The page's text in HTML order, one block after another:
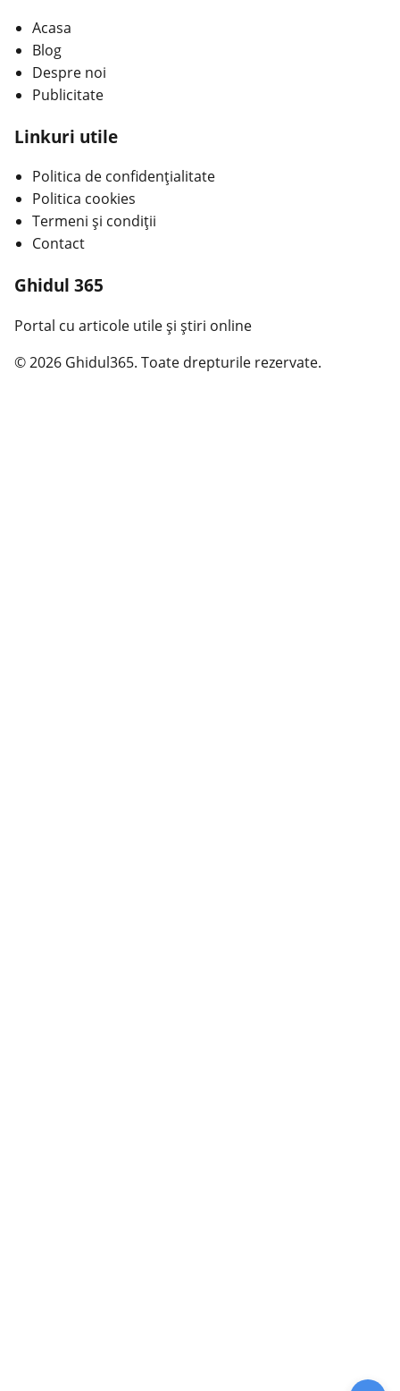
Acasa
Blog
Despre noi
Publicitate
Linkuri utile
Politica de confidențialitate
Politica cookies
Termeni și condiții
Contact
Ghidul 365
Portal cu articole utile și știri online
© 2026 Ghidul365. Toate drepturile rezervate.